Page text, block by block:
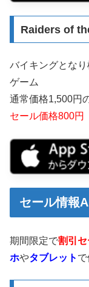
Raiders of
バイキングとな
ゲーム
通常価格1,500円
セール価格800円
セール情報
期間限定で割引
ホやタブレット